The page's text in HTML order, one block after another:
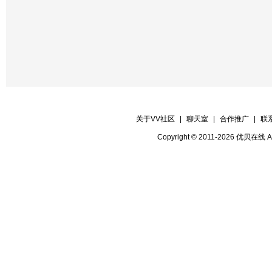
关于VV社区 聊天室 合作推广 联
Copyright © 2011-2026 优贝在线